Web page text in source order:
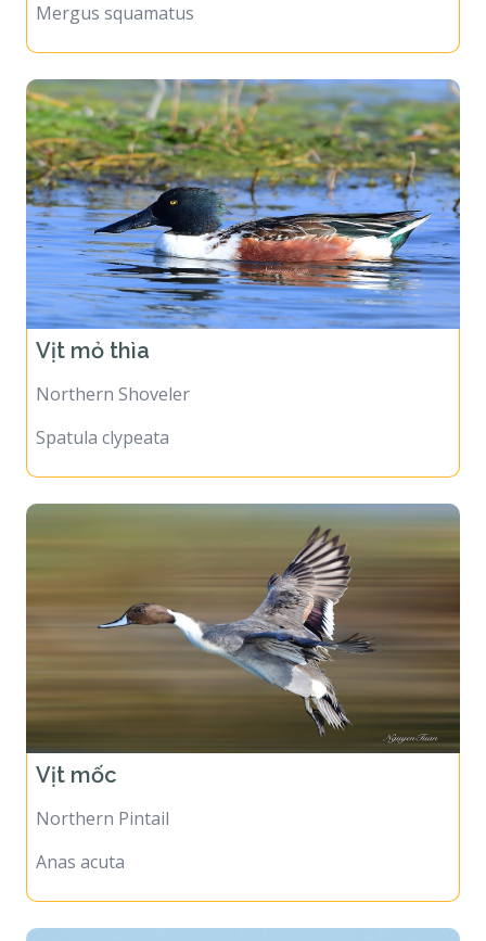
Mergus squamatus
Vịt mỏ thìa
Northern Shoveler
Spatula clypeata
Vịt mốc
Northern Pintail
Anas acuta